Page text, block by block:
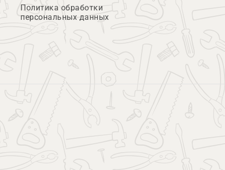
Политика обработки
персональных данных